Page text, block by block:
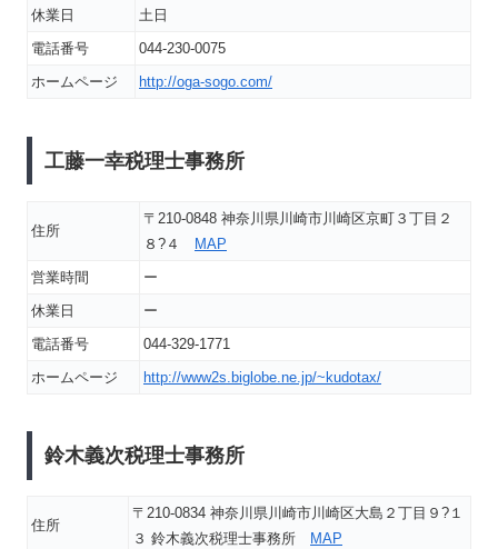
休業日
土日
電話番号
044-230-0075
ホームページ
http://oga-sogo.com/
工藤一幸税理士事務所
住所
〒210-0848 神奈川県川崎市川崎区京町３丁目２
８?４ MAP
営業時間
ー
休業日
ー
電話番号
044-329-1771
ホームページ
http://www2s.biglobe.ne.jp/~kudotax/
鈴木義次税理士事務所
住所
〒210-0834 神奈川県川崎市川崎区大島２丁目９?１
３ 鈴木義次税理士事務所
MAP